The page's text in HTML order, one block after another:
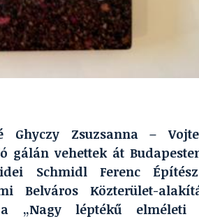
Ghyczy Zsuzsanna –
gálán vehettek át
Schmidl Ferenc
Belváros Közterület-
a „Nagy léptékű elméleti